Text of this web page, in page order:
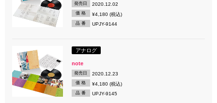
発売日 2020.12.02
価 格 ¥4,180 (税込)
品 番 UPJY-9144
アナログ
note
発売日 2020.12.23
価 格 ¥4,180 (税込)
品 番 UPJY-9145